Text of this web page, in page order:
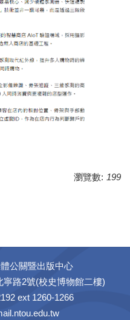
瀏覽數: 199
公關暨出版中心
路2號(校史博物館二樓)
ext 1260-1266